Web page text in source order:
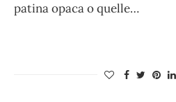
patina opaca o quelle…